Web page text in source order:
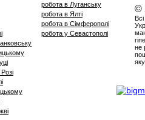
робота в Луганську
робота в Ялті
робота в Сімферополі
робота у Севастополі
©
не